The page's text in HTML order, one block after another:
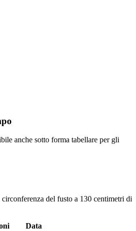
anche sotto forma tabellare per gli
del fusto a 130 centimetri di
Data